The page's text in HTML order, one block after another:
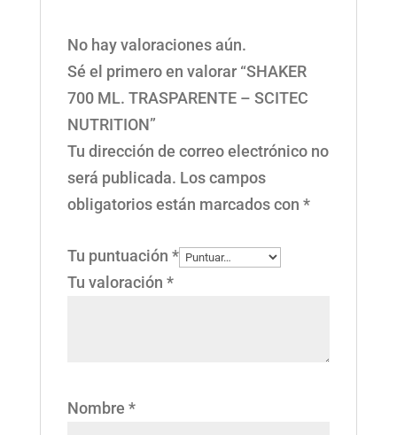
No hay valoraciones aún.
Sé el primero en valorar “SHAKER
700 ML. TRASPARENTE – SCITEC
NUTRITION”
Tu dirección de correo electrónico no
será publicada. Los campos
obligatorios están marcados con *
Tu puntuación *
Tu valoración *
Nombre *